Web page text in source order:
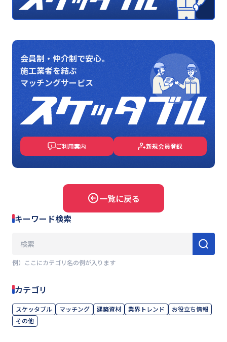
会員制・仲介制で安心。
施工業者を結ぶ
マッチングサービス
ご利用案内 新規会員登録
一覧に戻る
キーワード検索
例）ここにカテゴリ名の例が入ります
カテゴリ
スケッタブル マッチング 建築資材 業界トレンド
お役立ち情報
その他